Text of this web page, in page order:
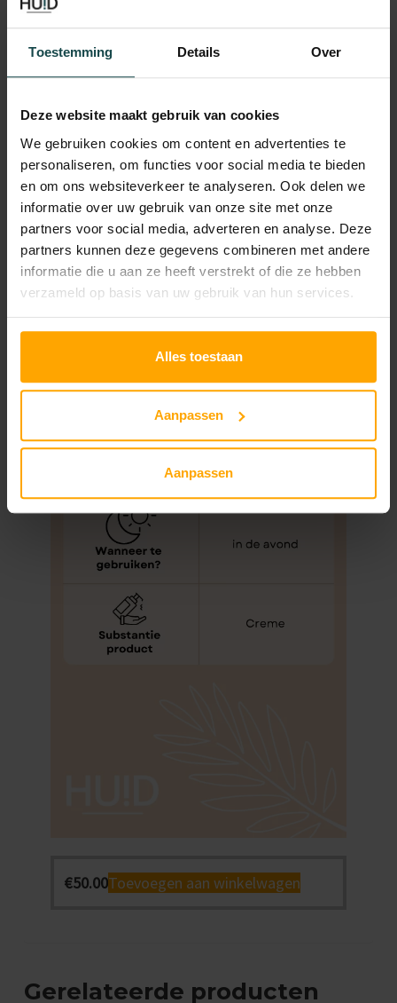
Toestemming Details Over
Deze website maakt gebruik van cookies
We gebruiken cookies om content en advertenties te
personaliseren, om functies voor social media te bieden
en om ons websiteverkeer te analyseren. Ook delen we
informatie over uw gebruik van onze site met onze
partners voor social media, adverteren en analyse. Deze
partners kunnen deze gegevens combineren met andere
informatie die u aan ze heeft verstrekt of die ze hebben
verzameld op basis van uw gebruik van hun services.
Alles toestaan
Aanpassen
Aanpassen
A
b
i
o
m
e
a
a
t
l
Beschrijving Aanvullende informatie
Beoordelingen (0)
Beschrijving
€50.00Toevoegen aan winkelwagen
Gerelateerde producten